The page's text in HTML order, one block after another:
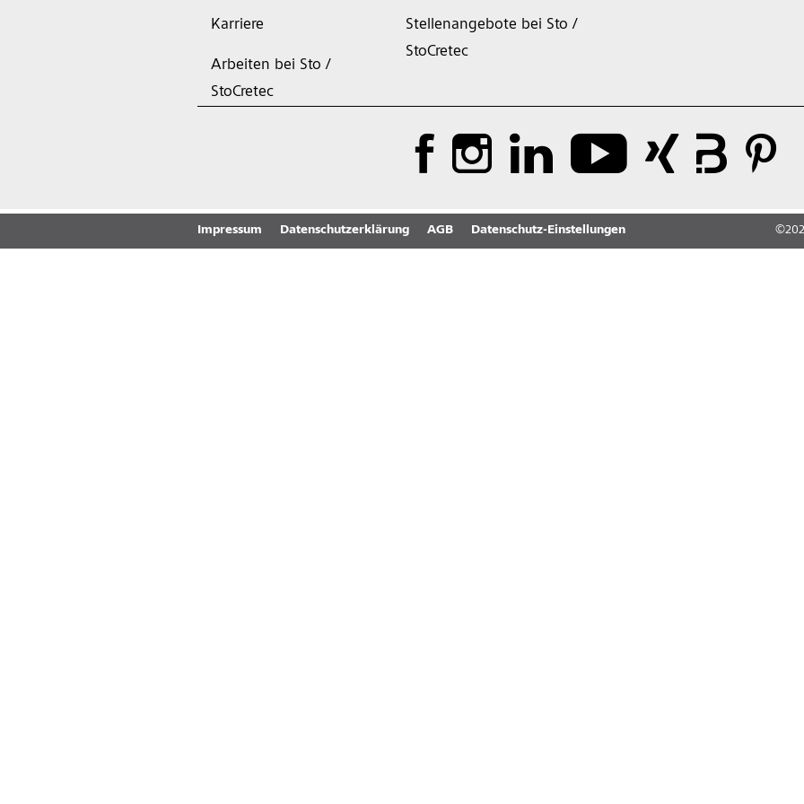
Karriere
Arbeiten bei Sto /
StoCretec
Stellenangebote bei Sto /
StoCretec
Impressum Datenschutzerklärung AGB Datenschutz-Einstellungen ©